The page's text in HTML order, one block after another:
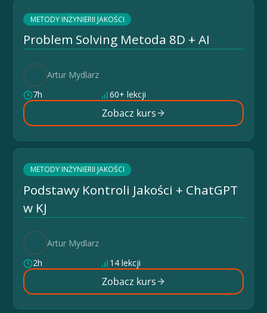
METODY INŻYNIERII JAKOŚCI
Problem Solving Metoda 8D + AI
Artur Mydlarz
7h
60+ lekcji
Zobacz kurs
METODY INŻYNIERII JAKOŚCI
Podstawy Kontroli Jakości + ChatGPT
w KJ
Artur Mydlarz
2h
14 lekcji
Zobacz kurs